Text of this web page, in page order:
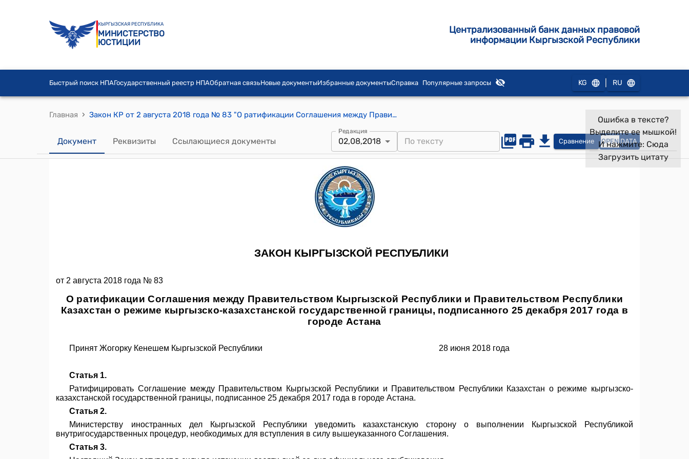
КЫРГЫЗСКАЯ РЕСПУБЛИКА
МИНИСТЕРСТВО
ЮСТИЦИИ
Централизованный банк данных правовой
информации Кыргызской Республики
Быстрый поиск НПАГосударственный реестр НПАОбратная связьНовые документыИзбранные документыСправка Популярные запросы KG RU
Главная › Закон КР от 2 августа 2018 года № 83 "О ратификации Соглашения между Правительством Кыргызской Республики и Правительством Республики Казахстан о режиме кыргызско-казахстанской государственной границы, подписанного 25 декабря 2017 года в городе Астана"
Документ Реквизиты Ссылающиеся документы
Редакция
02,08,2018 Сравнение OPEN DATA
Ошибка в тексте?
Выделите ее мышкой!
И нажмите: Сюда
Загрузить цитату